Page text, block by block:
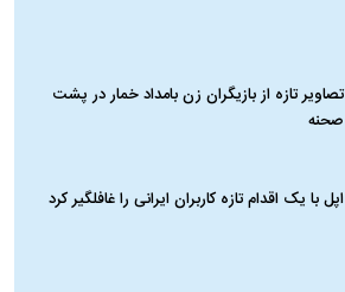
تصاویر تازه از بازیگران زن بامداد خمار در پشت
صحنه
اپل با یک اقدام تازه کاربران ایرانی را غافلگیر کرد